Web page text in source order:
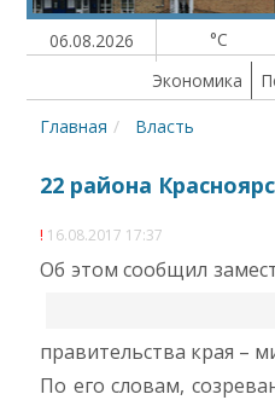
06.08.2026 °C
Экономика
Главная
Власть
22 района
16.08.2017 17:37
Об этом сообщил
правительства края –
По его словам,